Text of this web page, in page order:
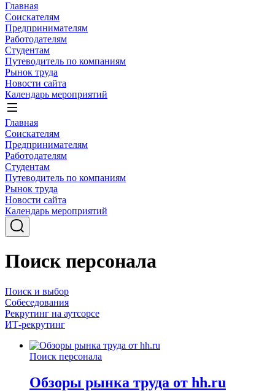
Главная
Соискателям
Предпринимателям
Работодателям
Студентам
Путеводитель по компаниям
Рынок труда
Новости сайта
Календарь мероприятий
Главная
Соискателям
Предпринимателям
Работодателям
Студентам
Путеводитель по компаниям
Рынок труда
Новости сайта
Календарь мероприятий
Поиск персонала
Поиск и выбор
Собеседования
Рекрутинг на аутсорсе
ИТ-рекрутинг
Поиск персонала
Обзоры рынка труда от hh.ru